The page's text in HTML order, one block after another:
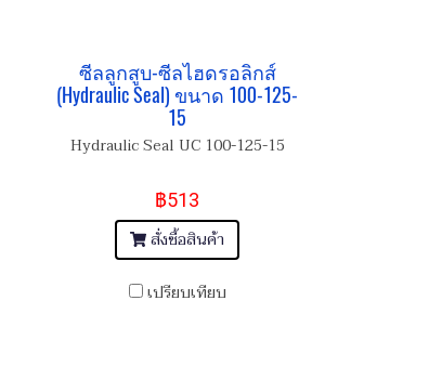
ซีลลูกสูบ-ซีลไฮดรอลิกส์
(Hydraulic Seal) ขนาด 100-125-
15
Hydraulic Seal UC 100-125-15
฿513
สั่งซื้อสินค้า
เปรียบเทียบ